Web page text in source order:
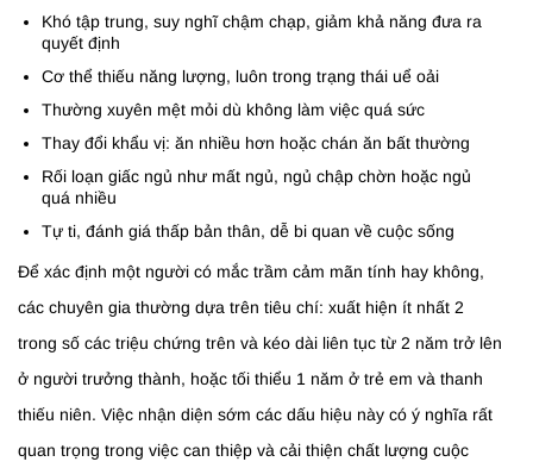
Khó tập trung, suy nghĩ chậm chạp, giảm khả năng đưa ra
quyết định
Cơ thể thiếu năng lượng, luôn trong trạng thái uể oải
Thường xuyên mệt mỏi dù không làm việc quá sức
Thay đổi khẩu vị: ăn nhiều hơn hoặc chán ăn bất thường
Rối loạn giấc ngủ như mất ngủ, ngủ chập chờn hoặc ngủ
quá nhiều
Tự ti, đánh giá thấp bản thân, dễ bi quan về cuộc sống
Để xác định một người có mắc trầm cảm mãn tính hay không,
các chuyên gia thường dựa trên tiêu chí: xuất hiện ít nhất 2
trong số các triệu chứng trên và kéo dài liên tục từ 2 năm trở lên
ở người trưởng thành, hoặc tối thiểu 1 năm ở trẻ em và thanh
thiếu niên. Việc nhận diện sớm các dấu hiệu này có ý nghĩa rất
quan trọng trong việc can thiệp và cải thiện chất lượng cuộc